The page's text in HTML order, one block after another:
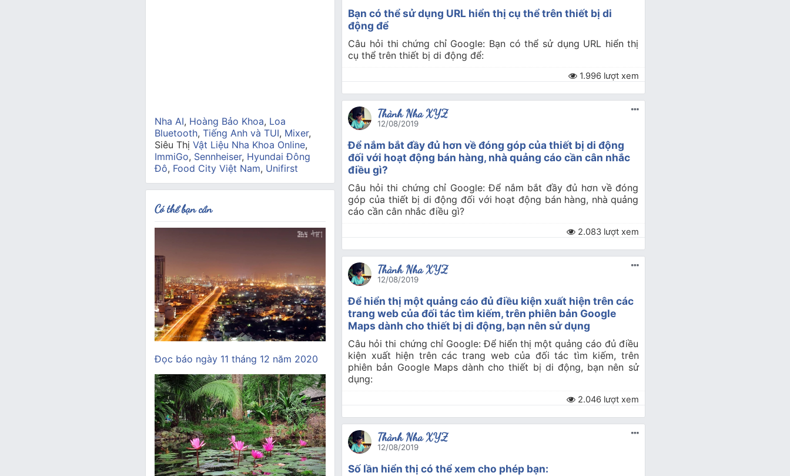
Bạn có thể sử dụng URL hiển thị cụ thể trên thiết bị di
động để
Câu hỏi thi chứng chỉ Google: Bạn có thể sử dụng URL hiển thị
cụ thể trên thiết bị di động để:
1.996 lượt xem
Thành Nha XYZ
12/08/2019
Để nắm bắt đầy đủ hơn về đóng góp của thiết bị di động
đối với hoạt động bán hàng, nhà quảng cáo cần cân nhắc
điều gì?
Câu hỏi thi chứng chỉ Google: Để nắm bắt đầy đủ hơn về đóng
góp của thiết bị di động đối với hoạt động bán hàng, nhà quảng
cáo cần cân nhắc điều gì?
2.083 lượt xem
Thành Nha XYZ
12/08/2019
Để hiển thị một quảng cáo đủ điều kiện xuất hiện trên các
trang web của đối tác tìm kiếm, trên phiên bản Google
Maps dành cho thiết bị di động, bạn nên sử dụng
Câu hỏi thi chứng chỉ Google: Để hiển thị một quảng cáo đủ điều
kiện xuất hiện trên các trang web của đối tác tìm kiếm, trên
phiên bản Google Maps dành cho thiết bị di động, bạn nên sử
dụng:
2.046 lượt xem
Thành Nha XYZ
12/08/2019
Số lần hiển thị có thể xem cho phép bạn:
Nha AI, Hoàng Bảo Khoa, Loa
Bluetooth, Tiếng Anh và TUI, Mixer,
Siêu Thị Vật Liệu Nha Khoa Online,
ImmiGo, Sennheiser, Hyundai Đông
Đô, Food City Việt Nam, Unifirst
Có thể bạn cần
Đọc báo ngày 11 tháng 12 năm 2020